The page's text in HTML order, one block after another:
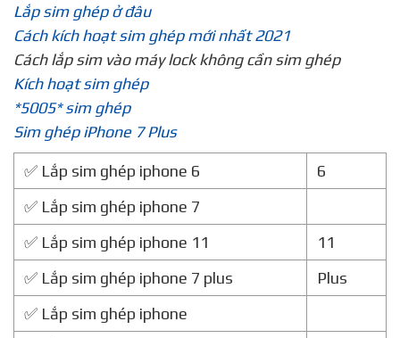
Lắp sim ghép ở đâu
Cách kích hoạt sim ghép mới nhất 2021
Cách lắp sim vào máy lock không cần sim ghép
Kích hoạt sim ghép
*5005* sim ghép
Sim ghép iPhone 7 Plus
✅ Lắp sim ghép iphone 6
6
✅ Lắp sim ghép iphone 7
✅ Lắp sim ghép iphone 11
11
✅ Lắp sim ghép iphone 7 plus
Plus
✅ Lắp sim ghép iphone